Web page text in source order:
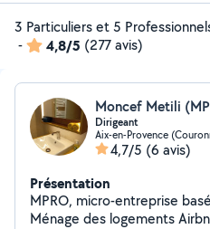
3 Particuliers et 5
-
4,8/5 (277 avis)
Moncef Metili
Dirigeant
Aix-en-Provence
4,7/5 (6 avis)
Présentation
MPRO, micro-entreprise
Ménage des logements